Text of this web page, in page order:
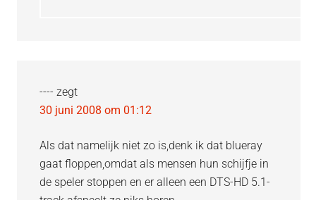
---- zegt
30 juni 2008 om 01:12
Als dat namelijk niet zo is,denk ik dat blueray
gaat floppen,omdat als mensen hun schijfje in
de speler stoppen en er alleen een DTS-HD 5.1-